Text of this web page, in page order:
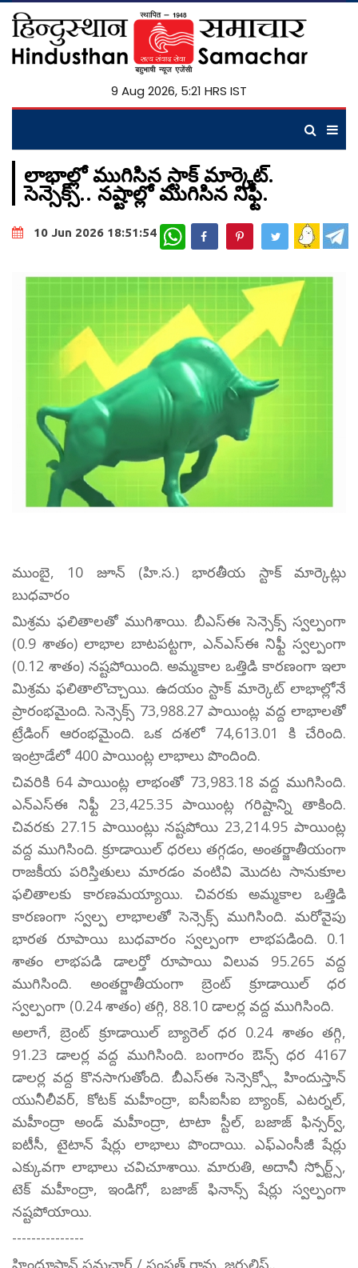
9 Aug 2026, 5:21 HRS IST
లాభాల్లో ముగిసిన స్టాక్ మార్కెట్.
సెన్సెక్స్.. నష్టాల్లో ముగిసిన నిఫ్టీ.
10 Jun 2026 18:51:54 WhatsApp
ముంబై, 10 జూన్ (హి.స.) భారతీయ స్టాక్ మార్కెట్లు
బుధవారం
మిశ్రమ ఫలితాలతో ముగిశాయి. బీఎస్ఈ సెన్సెక్స్ స్వల్పంగా
(0.9 శాతం) లాభాల బాటపట్టగా, ఎన్ఎస్ఈ నిఫ్టీ స్వల్పంగా
(0.12 శాతం) నష్టపోయింది. అమ్మకాల ఒత్తిడి కారణంగా ఇలా
మిశ్రమ ఫలితాలొచ్చాయి. ఉదయం స్టాక్ మార్కెట్ లాభాల్లోనే
ప్రారంభమైంది. సెన్సెక్స్ 73,988.27 పాయింట్ల వద్ద లాభాలతో
ట్రేడింగ్ ఆరంభమైంది. ఒక దశలో 74,613.01 కి చేరింది.
ఇంట్రాడేలో 400 పాయింట్ల లాభాలు పొందింది.
చివరికి 64 పాయింట్ల లాభంతో 73,983.18 వద్ద ముగిసింది.
ఎన్ఎస్ఈ నిఫ్టీ 23,425.35 పాయింట్ల గరిష్టాన్ని తాకింది.
చివరకు 27.15 పాయింట్లు నష్టపోయి 23,214.95 పాయింట్ల
వద్ద ముగిసింది. క్రూడాయిల్ ధరలు తగ్గడం, అంతర్జాతీయంగా
రాజకీయ పరిస్తితులు మారడం వంటివి మొదట సానుకూల
ఫలితాలకు కారణమయ్యాయి. చివరకు అమ్మకాల ఒత్తిడి
కారణంగా స్వల్ప లాభాలతో సెన్సెక్స్ ముగిసింది. మరోవైపు
భారత రూపాయి బుధవారం స్వల్పంగా లాభపడింది. 0.1
శాతం లాభపడి డాలర్తో రూపాయి విలువ 95.265 వద్ద
ముగిసింది. అంతర్జాతీయంగా బ్రెంట్ క్రూడాయిల్ ధర
స్వల్పంగా (0.24 శాతం) తగ్గి, 88.10 డాలర్ల వద్ద ముగిసింది.
అలాగే, బ్రెంట్ క్రూడాయిల్ బ్యారెల్ ధర 0.24 శాతం తగ్గి,
91.23 డాలర్ల వద్ద ముగిసింది. బంగారం ఔన్స్ ధర 4167
డాలర్ల వద్ద కొనసాగుతోంది. బీఎస్ఈ సెన్సెక్స్లో హిందుస్తాన్
యునీలీవర్, కోటక్ మహీంద్రా, ఐసీఐసీఐ బ్యాంక్, ఎటర్నల్,
మహీంద్రా అండ్ మహీంద్రా, టాటా స్టీల్, బజాజ్ ఫిన్సర్వ్,
ఐటీసీ, టైటాన్ షేర్లు లాభాలు పొందాయి. ఎఫ్ఎంసీజీ షేర్లు
ఎక్కువగా లాభాలు చవిచూశాయి. మారుతి, అదానీ స్పోర్ట్స్,
టెక్ మహీంద్రా, ఇండిగో, బజాజ్ ఫినాన్స్ షేర్లు స్వల్పంగా
నష్టపోయాయి.
---------------